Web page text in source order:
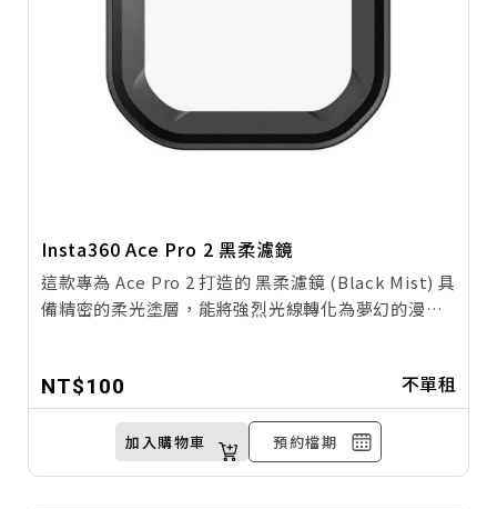
Insta360 Ace Pro 2 黑柔濾鏡
這款專為 Ace Pro 2 打造的 黑柔濾鏡 (Black Mist) 具
備精密的柔光塗層，能將強烈光線轉化為夢幻的漫射
片。
NT$100 不單租
加入購物車 預約檔期